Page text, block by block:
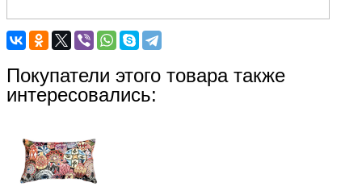
Покупатели этого товара также
интересовались: